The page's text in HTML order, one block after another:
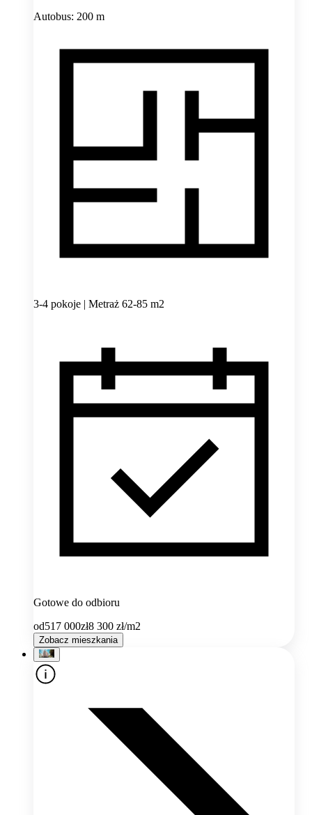
Autobus: 200 m
3-4 pokoje | Metraż 62-85 m2
Gotowe do odbioru
od517 000zł8 300 zł/m2
Zobacz mieszkania